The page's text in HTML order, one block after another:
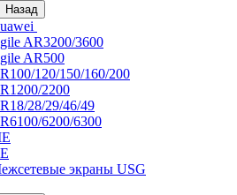
Назад
AR3200/3600
AR500
120/150/160/200
2200
28/29/46/49
6200/6300
экраны USG